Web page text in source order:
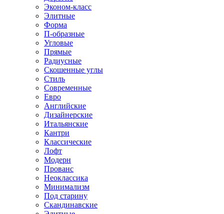
Эконом-класс
Элитные
Форма
П-образные
Угловые
Прямые
Радиусные
Скошенные углы
Стиль
Современные
Евро
Английские
Дизайнерские
Итальянские
Кантри
Классические
Лофт
Модерн
Прованс
Неоклассика
Минимализм
Под старину
Скандинавские